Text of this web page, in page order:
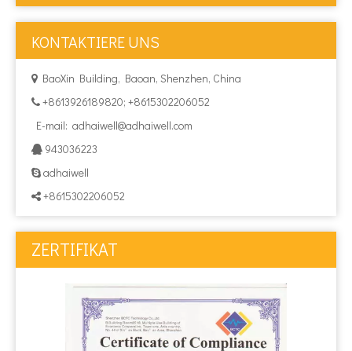
KONTAKTIERE UNS
 BaoXin Building, Baoan, Shenzhen, China
 +8613926189820; +8615302206052
E-mail: adhaiwell@adhaiwell.com
 943036223
 adhaiwell
 +8615302206052
ZERTIFIKAT